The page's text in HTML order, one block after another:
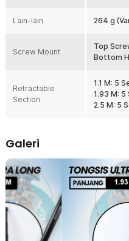
Material aluminium alloy
ringan dan kekuatan tinggi.
juga membuatnya lebih tahan
penggunaan di luar ruangan.
Pilih ukuran 1.1 M, 1.93 M, atau
videografi Anda. Setiap varian
Kelengkapan Produk
Rincian yang Anda dapatkan
1 x TaffSTUDIO Tongsis
Selfie Stick - YZ502/YZ525/
Lain-lain 264 g
Screw Mount
Top
Bottom
Retractable
Section
1.1 M: 5
1.93 M: 5
2.5 M: 5
Galeri